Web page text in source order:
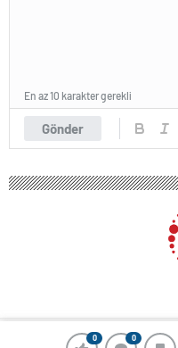
0 0
Gönder
En az 10 karakter gerekli